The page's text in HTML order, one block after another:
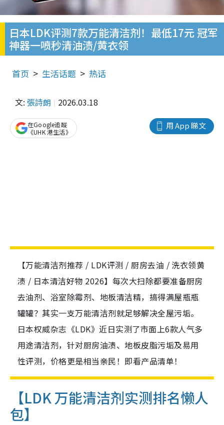
日本LDK评测7款万能清洁剂！最低17元 冠军
神器一喷秒清油渍/黄衣领
首页 生活话题 热话
文: 張詩朗 2026.03.18
用 App 睇文
在Google追蹤
《UHK 港生活》
【万能清洁剂推荐 / LDK评测 / 厨房去油 / 洗衣领黄
渍 / 日本清洁好物 2026】每次大扫除都要准备厨房
去油剂、浴室除霉剂、地板清洁精，搞得满屋瓶瓶
罐罐？其实一支万能清洁剂就足够解决全屋污垢。
日本权威杂志《LDK》近日实测了市面上6款人气多
用途清洁剂，针对厨房油渍、地板皮脂污垢及易用
性评测，价格更是相当亲民！即看产品清单！
【LDK 万能清洁剂实测排名懒人
包】